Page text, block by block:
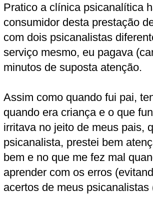
Pratico a clínica psicanalítica
consumidor desta prestação
com dois psicanalistas
serviço mesmo, eu pagava
minutos de suposta atenção.
Assim como quando fui pai,
quando era criança e o que
irritava no jeito de meus pais,
psicanalista, prestei bem
bem e no que me fez mal
aprender com os erros
acertos de meus